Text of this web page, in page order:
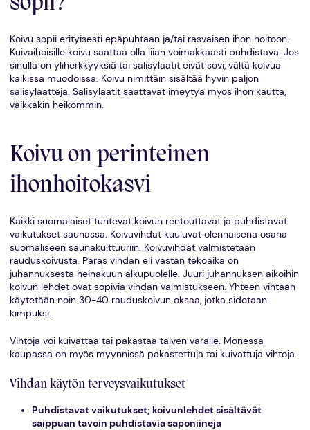
Koivu sopii erityisesti epäpuhtaan ja/tai rasvaisen ihon hoitoon.
Kuivaihoisille koivu saattaa olla liian voimakkaasti puhdistava. Jos
sinulla on yliherkkyyksiä tai salisylaatit eivät sovi, vältä koivua
kaikissa muodoissa. Koivu nimittäin sisältää hyvin paljon
salisylaatteja. Salisylaatit saattavat imeytyä myös ihon kautta,
vaikkakin heikommin.
Koivu on perinteinen
ihonhoitokasvi
Kaikki suomalaiset tuntevat koivun rentouttavat ja puhdistavat
vaikutukset saunassa. Koivuvihdat kuuluvat olennaisena osana
suomaliseen saunakulttuuriin. Koivuvihdat valmistetaan
rauduskoivusta. Paras vihdan eli vastan tekoaika on
juhannuksesta heinäkuun alkupuolelle. Juuri juhannuksen aikoihin
koivun lehdet ovat sopivia vihdan valmistukseen. Yhteen vihtaan
käytetään noin 30-40 rauduskoivun oksaa, jotka sidotaan
kimpuksi.
Vihtoja voi kuivattaa tai pakastaa talven varalle. Monessa
kaupassa on myös myynnissä pakastettuja tai kuivattuja vihtoja.
Vihdan käytön terveysvaikutukset
Puhdistavat vaikutukset; koivunlehdet sisältävät
saippuan tavoin puhdistavia saponiineja